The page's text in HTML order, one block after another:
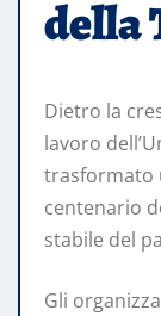
della
Dietro la
lavoro
trasformato
centenario
stabile del
Gli